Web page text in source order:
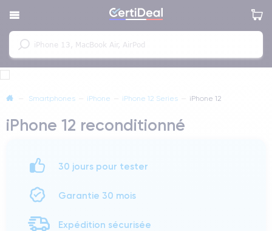
— Smartphones — iPhone — iPhone 12 Series — iPhone 12
iPhone 12 reconditionné
30 jours pour tester
Garantie 30 mois
Expédition sécurisée